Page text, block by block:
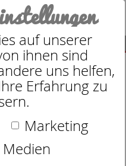
SUCHE
auf unserer
ihnen sind
uns helfen,
Erfahrung zu
Marketing
Edition